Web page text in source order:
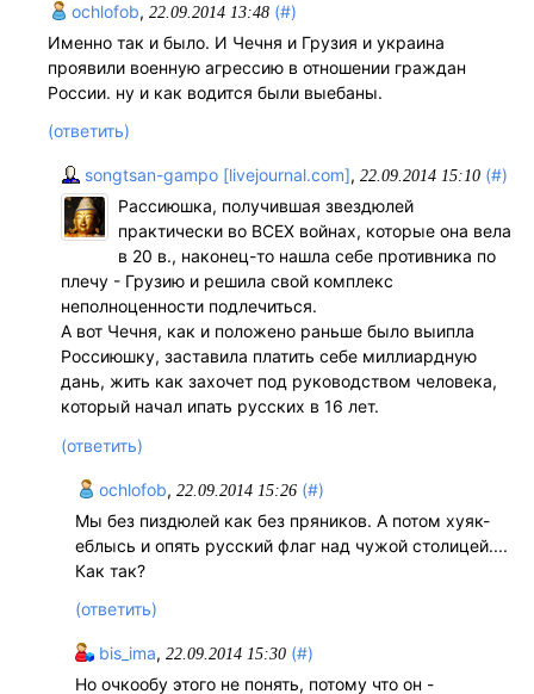
ochlofob, 22.09.2014 13:48 (#)
Именно так и было. И Чечня и Грузия и украина
проявили военную агрессию в отношении граждан
России. ну и как водится были выебаны.
(ответить)
songtsan-gampo [livejournal.com],22.09.2014 15:10 (#)
Рассиюшка, получившая звездюлей
практически во ВСЕХ войнах, которые она вела
в 20 в., наконец-то нашла себе противника по
плечу - Грузию и решила свой комплекс
неполноценности подлечиться.
А вот Чечня, как и положено раньше было выипла
Россиюшку, заставила платить себе миллиардную
дань, жить как захочет под руководством человека,
который начал ипать русских в 16 лет.
(ответить)
ochlofob, 22.09.2014 15:26 (#)
Мы без пиздюлей как без пряников. А потом хуяк-
еблысь и опять русский флаг над чужой столицей....
Как так?
(ответить)
bis_ima, 22.09.2014 15:30 (#)
Но очкообу этого не понять, потому что он -